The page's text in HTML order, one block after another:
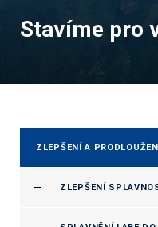
Stavíme pro
ZLEPŠENÍ A
ZLEPŠENÍ